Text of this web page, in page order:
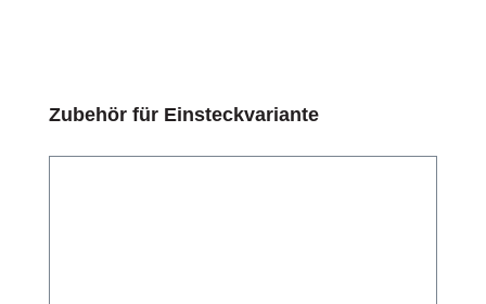
Produktgalerie überspringen
Zubehör für Einsteckvariante